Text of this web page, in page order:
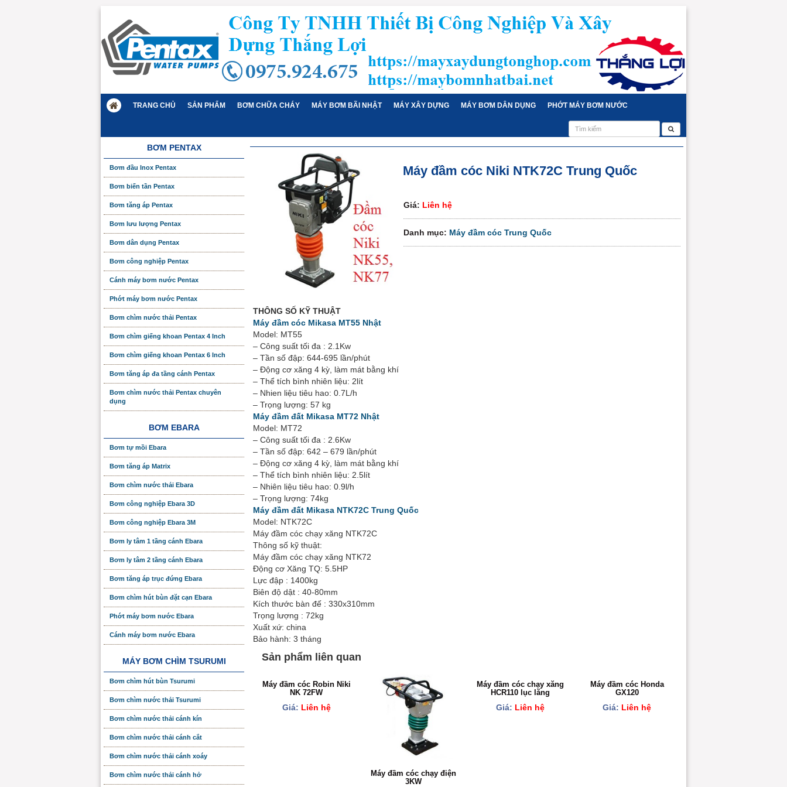
TRANG CHỦ SẢN PHẨM BƠM CHỮA CHÁY MÁY BƠM BÃI NHẬT MÁY XÂY DỰNG MÁY BƠM DÂN DỤNG PHỚT MÁY BƠM NƯỚC
Máy đầm cóc Niki NTK72C Trung Quốc
Giá: Liên hệ
Danh mục: Máy đầm cóc Trung Quốc
THÔNG SỐ KỸ THUẬT
Máy đầm cóc Mikasa MT55 Nhật
Model: MT55
– Công suất tối đa : 2.1Kw
– Tần số đập: 644-695 lần/phút
– Động cơ xăng 4 kỳ, làm mát bằng khí
– Thể tích bình nhiên liệu: 2lít
– Nhien liệu tiêu hao: 0.7L/h
– Trọng lượng: 57 kg
Máy đầm đất Mikasa MT72 Nhật
Model: MT72
– Công suất tối đa : 2.6Kw
– Tần số đập: 642 – 679 lần/phút
– Động cơ xăng 4 kỳ, làm mát bằng khí
– Thể tích bình nhiên liệu: 2.5lít
– Nhiên liệu tiêu hao: 0.9l/h
– Trọng lượng: 74kg
Máy đầm đất Mikasa NTK72C Trung Quốc
Model: NTK72C
Máy đầm cóc chạy xăng NTK72C
Thông số kỹ thuật:
Máy đầm cóc chạy xăng NTK72
Động cơ Xăng TQ: 5.5HP
Lực đập : 1400kg
Biên độ dật : 40-80mm
Kích thước bàn đế : 330x310mm
Trọng lượng : 72kg
Xuất xứ: china
Bảo hành: 3 tháng
Sản phẩm liên quan
Máy đầm cóc Robin Niki
NK 72FW
Giá: Liên hệ
Máy đầm cóc chạy điện
3KW
Máy đầm cóc chạy xăng
HCR110 lục lăng
Giá: Liên hệ
Máy đầm cóc Honda
GX120
Giá: Liên hệ
BƠM PENTAX
Bơm đầu Inox Pentax
Bơm biến tần Pentax
Bơm tăng áp Pentax
Bơm lưu lượng Pentax
Bơm dân dụng Pentax
Bơm công nghiệp Pentax
Cánh máy bơm nước Pentax
Phớt máy bơm nước Pentax
Bơm chìm nước thải Pentax
Bơm chìm giếng khoan Pentax 4 Inch
Bơm chìm giếng khoan Pentax 6 Inch
Bơm tăng áp đa tầng cánh Pentax
Bơm chìm nước thải Pentax chuyên
dụng
BƠM EBARA
Bơm tự mồi Ebara
Bơm tăng áp Matrix
Bơm chìm nước thải Ebara
Bơm công nghiệp Ebara 3D
Bơm công nghiệp Ebara 3M
Bơm ly tâm 1 tầng cánh Ebara
Bơm ly tâm 2 tầng cánh Ebara
Bơm tăng áp trục đứng Ebara
Bơm chìm hút bùn đặt cạn Ebara
Phớt máy bơm nước Ebara
Cánh máy bơm nước Ebara
MÁY BƠM CHÌM TSURUMI
Bơm chìm hút bùn Tsurumi
Bơm chìm nước thải Tsurumi
Bơm chìm nước thải cánh kín
Bơm chìm nước thải cánh cắt
Bơm chìm nước thải cánh xoáy
Bơm chìm nước thải cánh hở